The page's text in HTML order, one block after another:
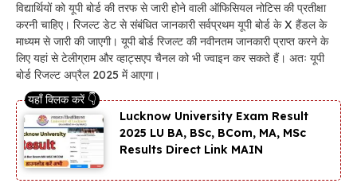
विद्यार्थियों को यूपी बोर्ड की तरफ से जारी होने वाली ऑफिसियल नोटिस की प्रतीक्षा
करनी चाहिए। रिजल्ट डेट से संबंधित जानकारी सर्वप्रथम यूपी बोर्ड के X हैंडल के
माध्यम से जारी की जाएगी। यूपी बोर्ड रिजल्ट की नवीनतम जानकारी प्राप्त करने के
लिए यहां से टेलीग्राम और व्हाट्सएप चैनल को भी ज्वाइन कर सकते हैं। अतः यूपी
बोर्ड रिजल्ट अप्रैल 2025 में आएगा।
Lucknow University Exam Result
2025 LU BA, BSc, BCom, MA, MSc
Results Direct Link MAIN